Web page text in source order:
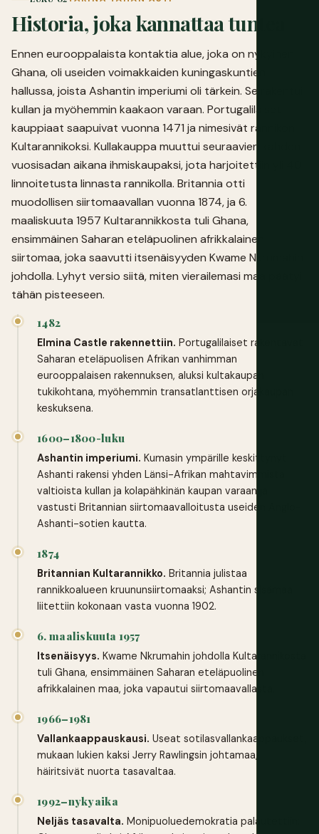
Historia, joka kannattaa tuntea
Ennen eurooppalaista kontaktia alue, joka on nykyinen
Ghana, oli useiden voimakkaiden kuningaskuntien
hallussa, joista Ashantin imperiumi oli tärkein. Se rakentui
kullan ja myöhemmin kaakaon varaan. Portugalilaiset
kauppiaat saapuivat vuonna 1471 ja nimesivät rannikon
Kultarannikoksi. Kullakauppa muuttui seuraavien kahden
vuosisadan aikana ihmiskaupaksi, jota harjoitettiin yli 40
linnoitetusta linnasta rannikolla. Britannia otti
muodollisen siirtomaavallan vuonna 1874, ja 6.
maaliskuuta 1957 Kultarannikkosta tuli Ghana,
ensimmäinen Saharan eteläpuolinen afrikkalainen
siirtomaa, joka saavutti itsenäisyyden Kwame Nkrumahin
johdolla. Lyhyt versio siitä, miten vierailemasi maa päätyi
tähän pisteeseen.
1482
Elmina Castle rakennettiin. Portugalilaiset rakentavat
Saharan eteläpuolisen Afrikan vanhimman
eurooppalaisen rakennuksen, aluksi kultakaupan
tukikohtana, myöhemmin transatlanttisen orjakaupan
keskuksena.
1600–1800-luku
Ashantin imperiumi. Kumasin ympärille keskittynyt
Ashanti rakensi yhden Länsi-Afrikan mahtavimmista
valtioista kullan ja kolapähkinän kaupan varaan ja
vastusti Britannian siirtomaavalloitusta useiden Anglo-
Ashanti-sotien kautta.
1874
Britannian Kultarannikko. Britannia julistaa
rannikkoalueen kruununsiirtomaaksi; Ashantin sisämaa
liitettiin kokonaan vasta vuonna 1902.
6. maaliskuuta 1957
Itsenäisyys. Kwame Nkrumahin johdolla Kultarannikosta
tuli Ghana, ensimmäinen Saharan eteläpuolinen
afrikkalainen maa, joka vapautui siirtomaavallasta.
1966–1981
Vallankaappauskausi. Useat sotilasvallankaappaukset,
mukaan lukien kaksi Jerry Rawlingsin johtamaa,
häiritsivät nuorta tasavaltaa.
1992–nykyaika
Neljäs tasavalta. Monipuoluedemokratia palautettiin;